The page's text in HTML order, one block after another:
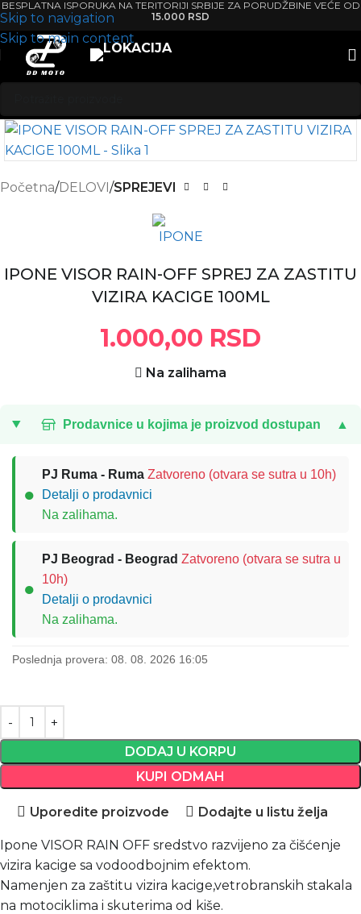
Skip to navigation
Skip to main content
BESPLATNA ISPORUKA NA TERITORIJI SRBIJE ZA PORUDŽBINE VEĆE OD
15.000 RSD
Početna DELOVI SPREJEVI
IPONE VISOR RAIN-OFF SPREJ ZA ZASTITU
VIZIRA KACIGE 100ML
1.000,00 RSD
Na zalihama
Prodavnice u kojima je proizvod dostupan ▲
●
PJ Ruma - Ruma Zatvoreno (otvara se sutra u 10h)
Detalji o prodavnici
Na zalihama.
●
PJ Beograd - Beograd Zatvoreno (otvara se sutra u
10h)
Detalji o prodavnici
Na zalihama.
Poslednja provera: 08. 08. 2026 16:05
DODAJ U KORPU
KUPI ODMAH
Uporedite proizvode Dodajte u listu želja
Ipone VISOR RAIN OFF sredstvo razvijeno za čišćenje
vizira kacige sa vodoodbojnim efektom.
Namenjen za zaštitu vizira kacige,vetrobranskih stakala
na motociklima i skuterima od kiše.